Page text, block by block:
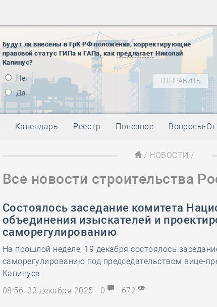
Будут ли внесены в ГрК РФ положения, корректирующие
правовой статус ГИПа и ГАПа, как предлагаетНиколай
Капинус?
Нет
Да
Календарь Реестр Полезное Вопросы-
/ НОВОСТИ /
Все новости строительства
Состоялось заседание комитета
объединения изыскателей и
саморегулированию
На прошлой неделе, 19 декабря состоялось
саморегулированию под председательством вице-
Капинуса.
08:56, 23 декабря 2025
0 672